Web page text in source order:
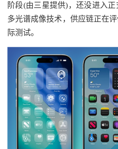
阶段(由三星提供)，还没进入
多光谱成像技术，供应链正在
际测试。